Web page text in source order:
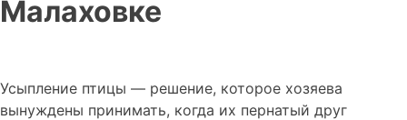
Малаховке
Усыпление птицы — решение, которое хозяева
вынуждены принимать, когда их пернатый друг